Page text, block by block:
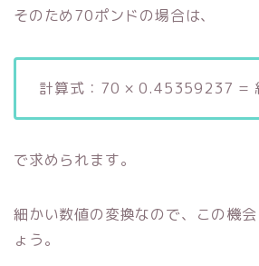
そのため70ポンドの場合は、
計算式：70 × 0.45359237 =
で求められます。
細かい数値の変換なので、この機
ょう。